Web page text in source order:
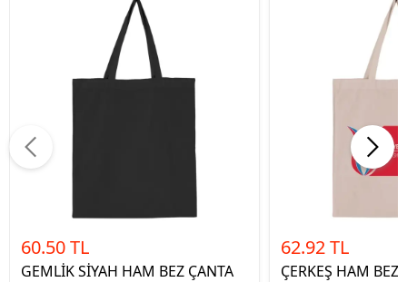
60.50 TL
GEMLİK SİYAH HAM BEZ ÇANTA
62.92 TL
ÇERKEŞ HAM BEZ